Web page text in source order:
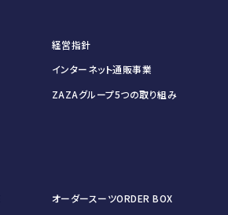
経営指針
インターネット通販事業
ZAZAグループ5つの取り組み
オーダースーツORDER BOX